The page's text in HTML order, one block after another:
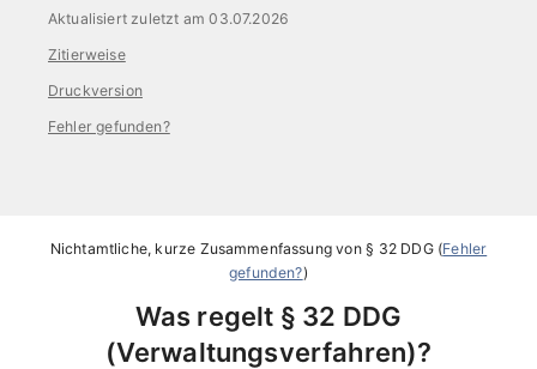
Aktualisiert zuletzt am 03.07.2026
Zitierweise
Druckversion
Fehler gefunden?
Nichtamtliche, kurze Zusammenfassung von§ 32 DDG (Fehler
gefunden?)
Was regelt § 32 DDG
Verwaltungsverfahren ?